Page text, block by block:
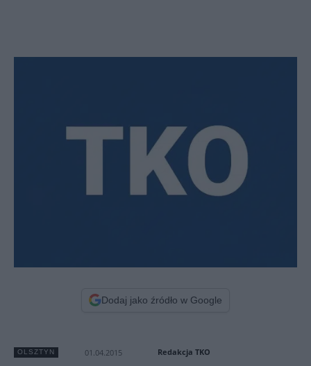
Dodaj jako źródło w Google
OLSZTYN 01.04.2015 Redakcja TKO